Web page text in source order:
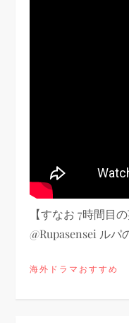
【すなお 7時間目
@Rupasensei ルパ
海外ドラマおすすめ